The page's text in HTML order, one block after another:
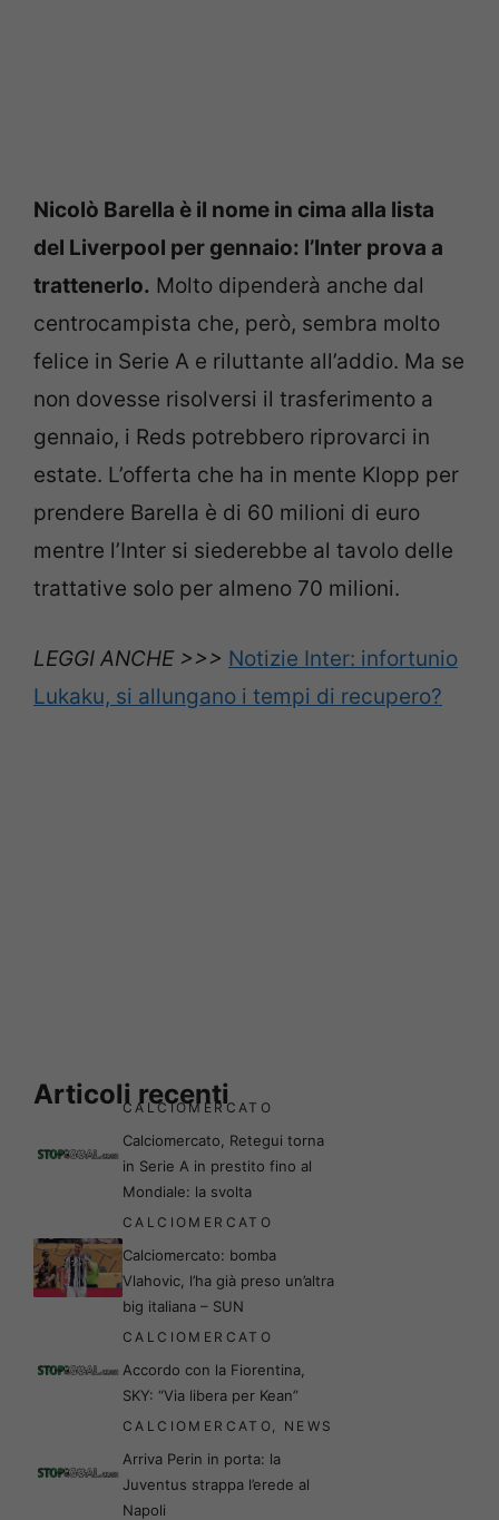
Nicolò Barella è il nome in cima alla lista
del Liverpool per gennaio: l’Inter prova a
trattenerlo. Molto dipenderà anche dal
centrocampista che, però, sembra molto
felice in Serie A e riluttante all’addio. Ma se
non dovesse risolversi il trasferimento a
gennaio, i Reds potrebbero riprovarci in
estate. L’offerta che ha in mente Klopp per
prendere Barella è di 60 milioni di euro
mentre l’Inter si siederebbe al tavolo delle
trattative solo per almeno 70 milioni.
LEGGI ANCHE >>> Notizie Inter: infortunio
Lukaku, si allungano i tempi di recupero?
Articoli recenti
CALCIOMERCATO
Calciomercato, Retegui torna
in Serie A in prestito fino al
Mondiale: la svolta
CALCIOMERCATO
Calciomercato: bomba
Vlahovic, l’ha già preso un’altra
big italiana – SUN
CALCIOMERCATO
Accordo con la Fiorentina,
SKY: “Via libera per Kean”
CALCIOMERCATO, NEWS
Arriva Perin in porta: la
Juventus strappa l’erede al
Napoli